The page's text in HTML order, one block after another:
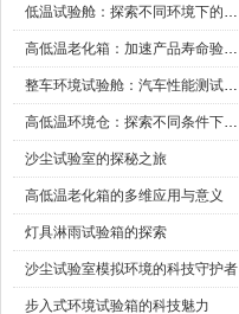
低温试验舱：探索不同环境下的科技边界
高低温老化箱：加速产品寿命验证的可靠伙伴
整车环境试验舱：汽车性能测试的设备
高低温环境仓：探索不同条件下的科学奥秘
沙尘试验室的探秘之旅
高低温老化箱的多维应用与意义
灯具淋雨试验箱的探索
沙尘试验室模拟环境的科技守护者
步入式环境试验箱的科技魅力